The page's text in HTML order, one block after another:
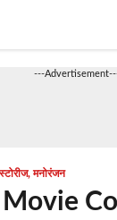
---
,मनोरंजन